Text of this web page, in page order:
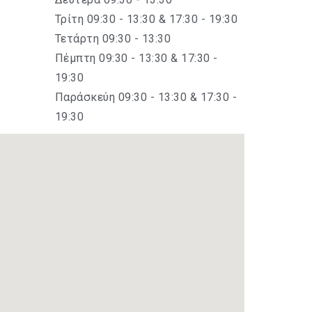
Τρίτη 09:30 - 13:30 & 17:30 - 19:30
Τετάρτη 09:30 - 13:30
Πέμπτη 09:30 - 13:30 & 17:30 -
19:30
Παράσκεύη 09:30 - 13:30 & 17:30 -
19:30